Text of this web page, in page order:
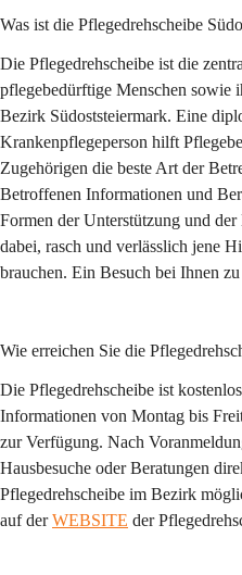
Was ist die Pflegedrehscheibe
Die Pflegedrehscheibe ist die
pflegebedürftige Menschen sowie
Bezirk Südoststeiermark. Eine
Krankenpflegeperson hilft
Zugehörigen die beste Art der
Betroffenen Informationen und
Formen der Unterstützung und
dabei, rasch und verlässlich jene
brauchen. Ein Besuch bei Ihnen
Wie erreichen Sie die
Die Pflegedrehscheibe ist
Informationen von Montag bis
zur Verfügung. Nach
Hausbesuche oder Beratungen
Pflegedrehscheibe im Bezirk
auf der WEBSITE der